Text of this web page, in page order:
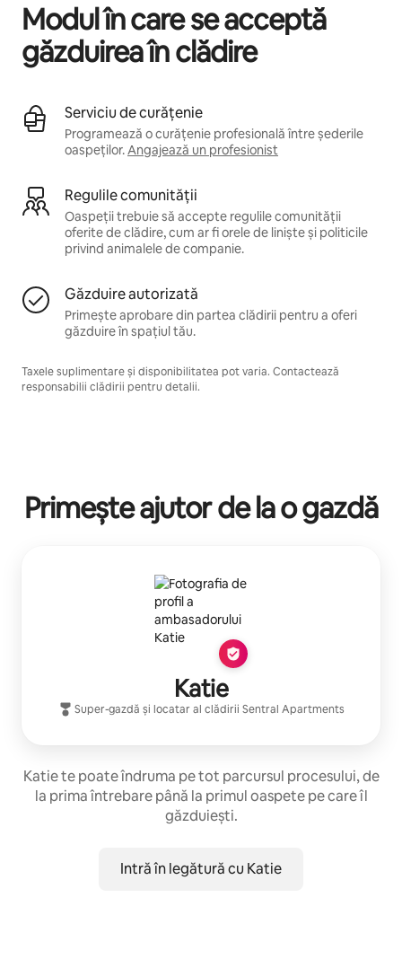
Modul în care se acceptă
găzduirea în clădire
Serviciu de curățenie
Programează o curățenie profesională între șederile
oaspeților.Angajează un profesionist
Regulile comunității
Oaspeții trebuie să accepte regulile comunității
oferite de clădire, cum ar fi orele de liniște și politicile
privind animalele de companie.
Găzduire autorizată
Primește aprobare din partea clădirii pentru a oferi
găzduire în spațiul tău.
Taxele suplimentare și disponibilitatea pot varia. Contactează
responsabilii clădirii pentru detalii.
Primește ajutor de la o gazdă
Katie
Super-gazdă și locatar al clădirii Sentral Apartments
Katie te poate îndruma pe tot parcursul procesului, de
la prima întrebare până la primul oaspete pe care îl
găzduiești.
Intră în legătură cu Katie